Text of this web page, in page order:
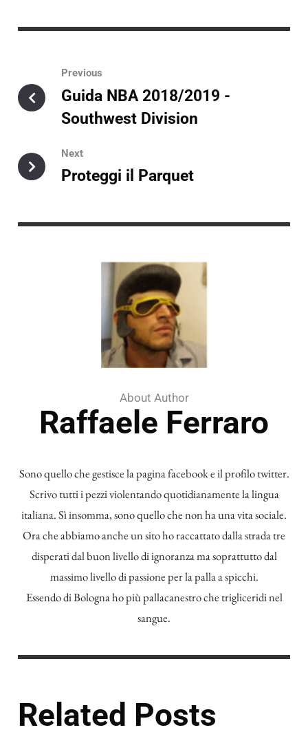
Previous
Guida NBA 2018/2019 -
Southwest Division
Next
Proteggi il Parquet
About Author
Raffaele Ferraro
Sono quello che gestisce la pagina facebook e il profilo twitter.
Scrivo tutti i pezzi violentando quotidianamente la lingua
italiana. Sì insomma, sono quello che non ha una vita sociale.
Ora che abbiamo anche un sito ho raccattato dalla strada tre
disperati dal buon livello di ignoranza ma soprattutto dal
massimo livello di passione per la palla a spicchi.
Essendo di Bologna ho più pallacanestro che trigliceridi nel
sangue.
Related Posts